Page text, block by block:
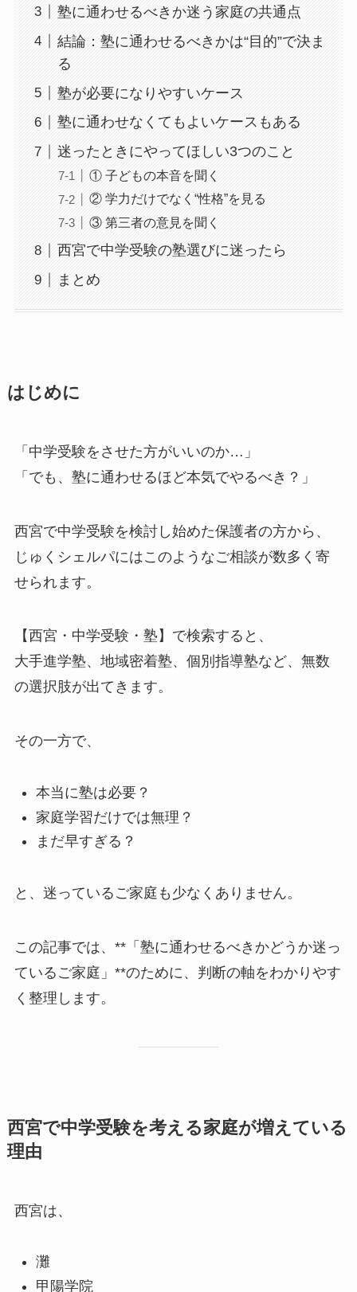
塾に通わせるべきか迷う家庭の共通点
結論：塾に通わせるべきかは“目的”で決ま
る
塾が必要になりやすいケース
塾に通わせなくてもよいケースもある
迷ったときにやってほしい3つのこと
① 子どもの本音を聞く
② 学力だけでなく“性格”を見る
③ 第三者の意見を聞く
西宮で中学受験の塾選びに迷ったら
まとめ
はじめに
「中学受験をさせた方がいいのか…」
「でも、塾に通わせるほど本気でやるべき？」
西宮で中学受験を検討し始めた保護者の方から、
じゅくシェルパにはこのようなご相談が数多く寄
せられます。
【西宮・中学受験・塾】で検索すると、
大手進学塾、地域密着塾、個別指導塾など、無数
の選択肢が出てきます。
その一方で、
本当に塾は必要？
家庭学習だけでは無理？
まだ早すぎる？
と、迷っているご家庭も少なくありません。
この記事では、**「塾に通わせるべきかどうか迷っ
ているご家庭」**のために、判断の軸をわかりやす
く整理します。
西宮で中学受験を考える家庭が増えている
理由
西宮は、
灘
甲陽学院